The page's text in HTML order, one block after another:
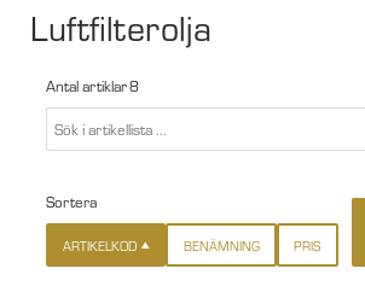
Luftfilterolja
Antal artiklar8
Sortera
ARTIKELKOD BENÄMNING PRIS